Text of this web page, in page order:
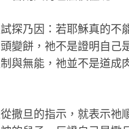
探乃因：若耶穌真的不
變餅，祂不是證明自己
與無能，祂並不是道成
撒旦的指示，就表示祂